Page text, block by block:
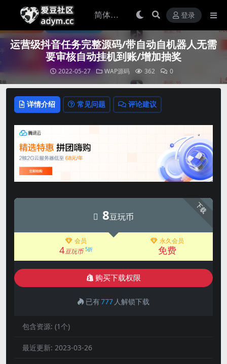
登录
运营级抖音任务完整源码/带自动自机器人无需
要审核自动挂机到账/增加抽奖
2022-05-27 WAP源码 362 0
详情介绍 常见问题 评论建议
下载
8豆玩币
会员
4豆玩币 5折
永久会员
免费
购买下载权限
已有777 人解锁下载
包含资源: (1个)
最近更新: 2023-03-26